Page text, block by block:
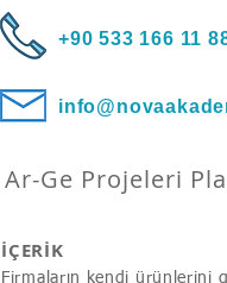
+90 533 166 11
Ar-Ge Projeleri
İÇERİK
Firmaların kendi ürünlerini